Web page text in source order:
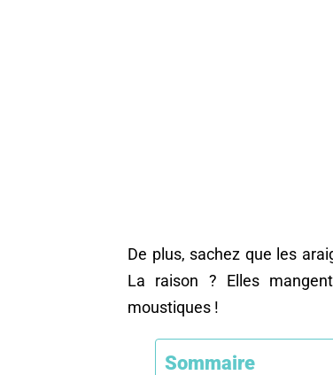
De plus, sachez que les
La raison ? Elles
moustiques !
Sommaire